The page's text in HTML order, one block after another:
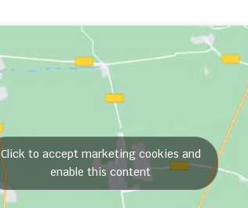
Click to accept marketing cookies and
enable this content